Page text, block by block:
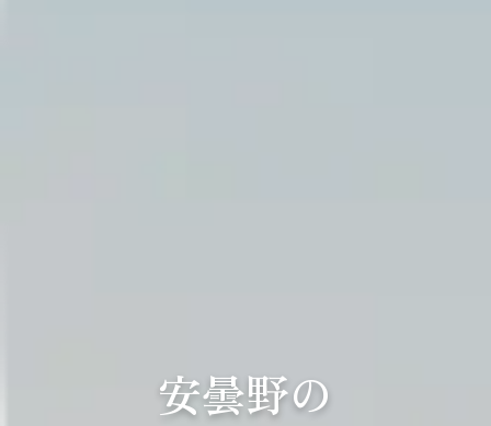
安曇野の